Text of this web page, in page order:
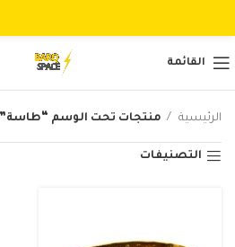
القائمة
الرئيسية منتجات تحت الوسم “طاسة”
التصنيفات